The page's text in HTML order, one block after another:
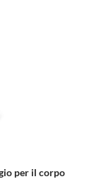
per il corpo